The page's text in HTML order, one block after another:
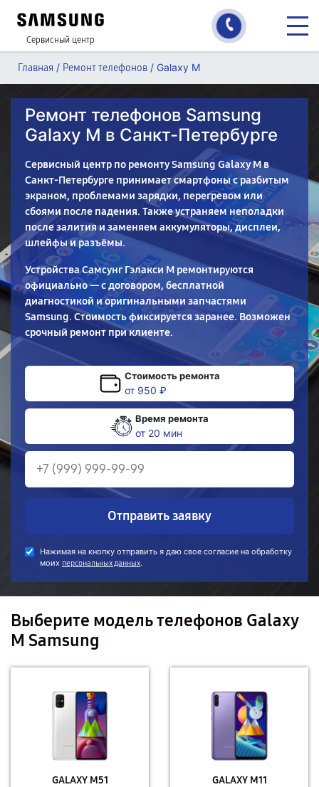
Сервисный центр
Главная / Ремонт телефонов / Galaxy M
Ремонт телефонов Samsung
Galaxy M в Санкт-Петербурге
Сервисный центр по ремонту Samsung Galaxy M в
Санкт-Петербурге принимает смартфоны с разбитым
экраном, проблемами зарядки, перегревом или
сбоями после падения. Также устраняем неполадки
после залития и заменяем аккумуляторы, дисплеи,
шлейфы и разъёмы.
Устройства Самсунг Гэлакси М ремонтируются
официально — с договором, бесплатной
диагностикой и оригинальными запчастями
Samsung. Стоимость фиксируется заранее. Возможен
срочный ремонт при клиенте.
Стоимость ремонта
от 950 ₽
Время ремонта
от 20 мин
Отправить заявку
Нажимая на кнопку отправить я даю свое согласие на обработку
моих персональных данных.
Выберите модель телефонов Galaxy
M Samsung
GALAXY M51 GALAXY M11